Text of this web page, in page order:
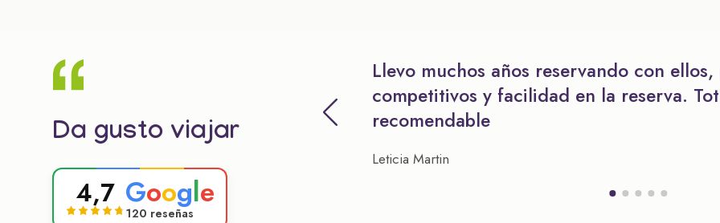
Da gusto viajar
4,7 Google
120 reseñas
Llevo muchos años reservando con
competitivos y facilidad en la reserva.
recomendable
Leticia Martin